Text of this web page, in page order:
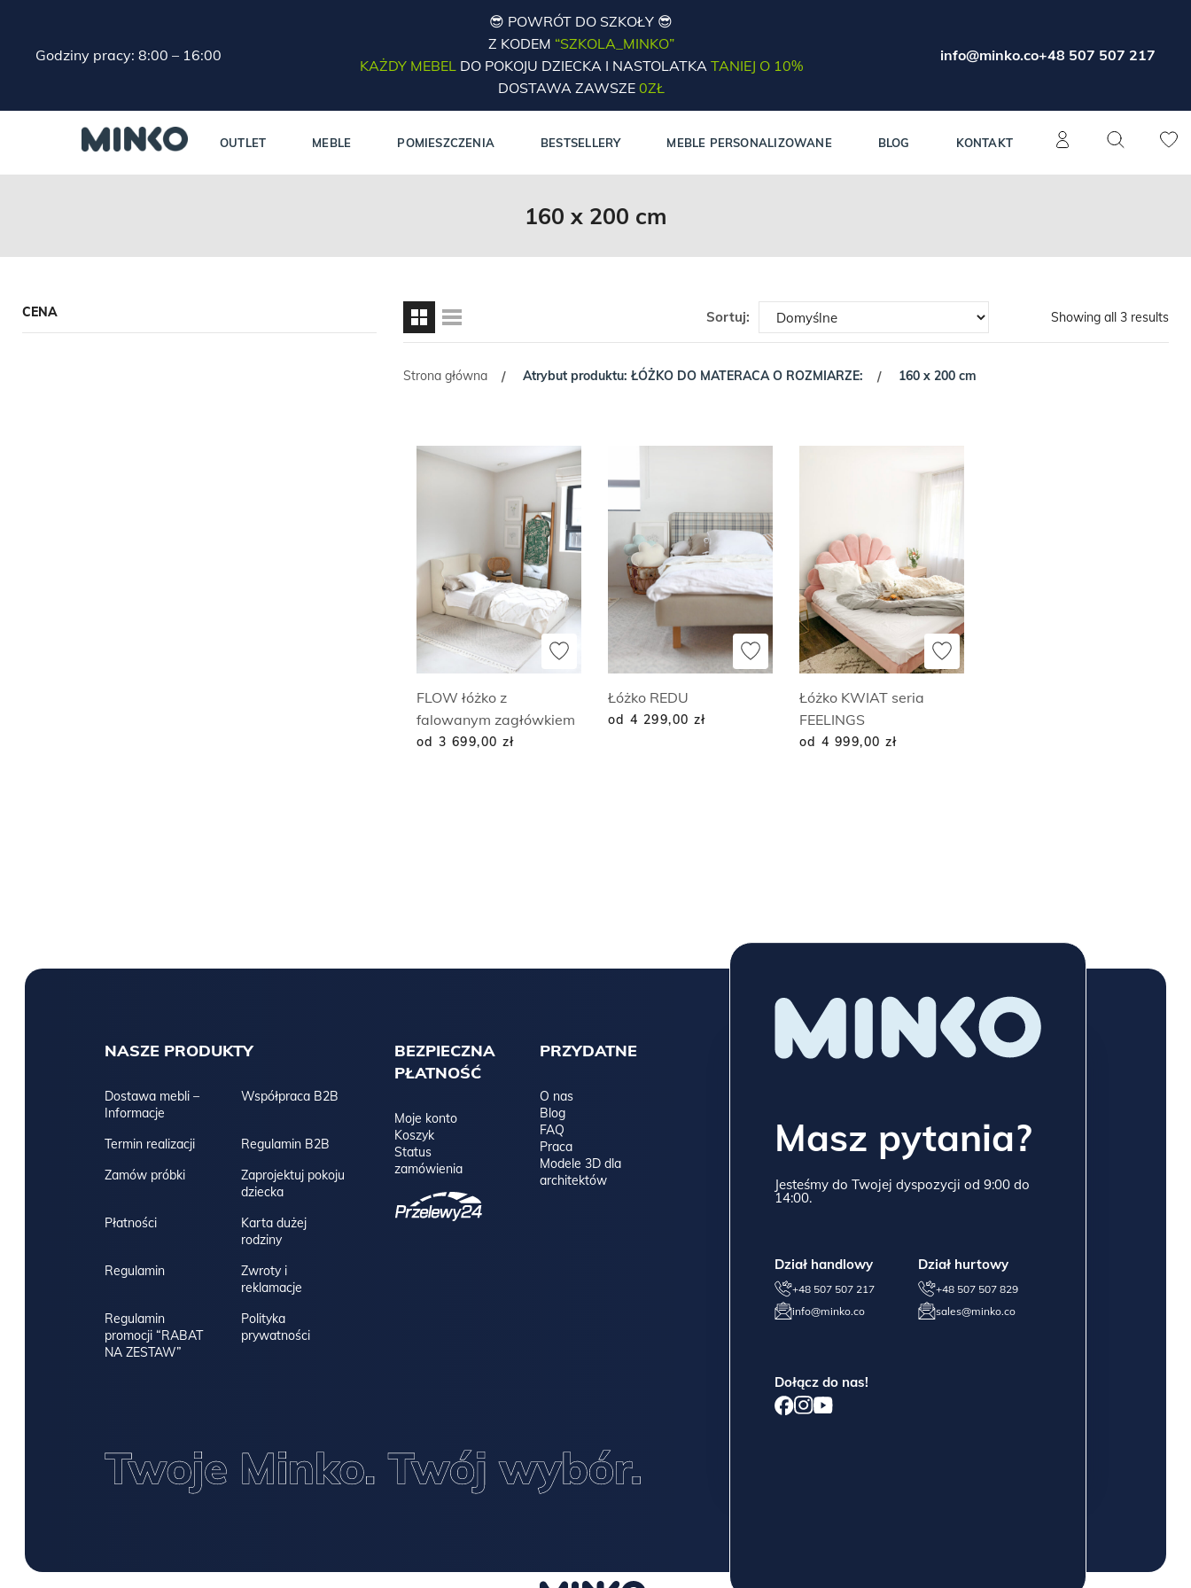
Godziny pracy: 8:00 – 16:00
😎 POWRÓT DO SZKOŁY 😎
Z KODEM “SZKOLA_MINKO”
KAŻDY MEBELDO POKOJU DZIECKA I NASTOLATKATANIEJ O 10%
DOSTAWA ZAWSZE 0ZŁ
info@minko.co+48 507 507 217
OUTLET MEBLE POMIESZCZENIA BESTSELLERY MEBLE PERSONALIZOWANE BLOG KONTAKT
160 x 200 cm
CENA Sortuj: Showing all 3 results
Strona główna / Atrybut produktu: ŁÓŻKO DO MATERACA O ROZMIARZE: / 160 x 200 cm
FLOW łóżko z
falowanym zagłówkiem
od 3 699,00 zł
Łóżko REDU
od 4 299,00 zł
Łóżko KWIAT seria
FEELINGS
od 4 999,00 zł
NASZE PRODUKTY
Dostawa mebli –
Informacje
Termin realizacji
Zamów próbki
Płatności
Regulamin
Regulamin
promocji “RABAT
NA ZESTAW”
Współpraca B2B
Regulamin B2B
Zaprojektuj pokoju
dziecka
Karta dużej
rodziny
Zwroty i
reklamacje
Polityka
prywatności
BEZPIECZNA
PŁATNOŚĆ
Moje konto
Koszyk
Status
zamówienia
PRZYDATNE
O nas
Blog
FAQ
Praca
Modele 3D dla
architektów
Masz pytania?
Jesteśmy do Twojej dyspozycji od 9:00 do
14:00.
Dział handlowy
+48 507 507 217
info@minko.co
Dział hurtowy
+48 507 507 829
sales@minko.co
Dołącz do nas!